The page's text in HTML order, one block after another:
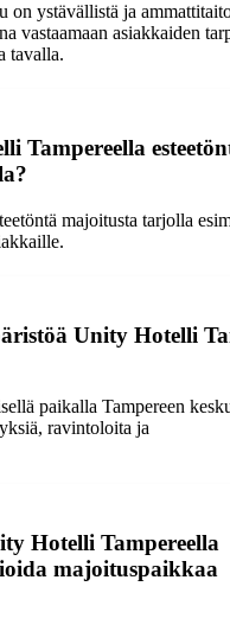
on ystävällistä ja
vastaamaan asiakkaiden
tavalla.
Tampereella
majoitusta tarjolla
Unity Hotelli
paikalla Tampereen
ravintoloita ja
Hotelli Tampereella
majoituspaikkaa